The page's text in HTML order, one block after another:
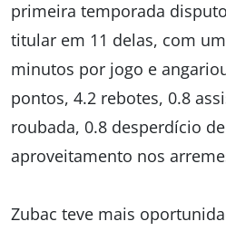
primeira temporada
titular em 11 delas, com
minutos por jogo e
pontos, 4.2 rebotes, 0.8
roubada, 0.8 desperdício
aproveitamento nos
Zubac teve mais